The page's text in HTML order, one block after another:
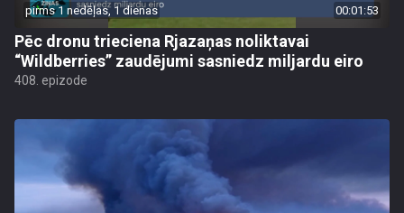
pirms 1 nedēļas, 1 dienas 00:01:53
Pēc dronu trieciena Rjazaņas noliktavai
“Wildberries” zaudējumi sasniedz miljardu eiro
408. epizode